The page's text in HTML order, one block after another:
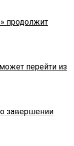
продолжит
перейти из
завершении